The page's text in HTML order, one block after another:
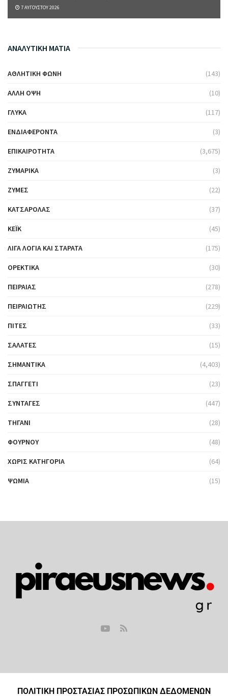
7 ΑΥΓΟΎΣΤΟΥ 2026
ΑΝΑΛΥΤΙΚΗ ΜΑΤΙΑ
ΑΘΛΗΤΙΚΉ ΦΩΝΉ (143)
ΆΛΛΗ ΌΨΗ (10)
ΓΛΥΚΆ (117)
ΕΝΔΙΑΦΈΡΟΝΤΑ (3)
ΕΠΙΚΑΙΡΌΤΗΤΑ (3,675)
ΖΥΜΑΡΙΚΆ (3)
ΖΎΜΕΣ (22)
ΚΑΤΣΑΡΌΛΑΣ (37)
ΚΈΙΚ (45)
ΛΊΓΑ ΛΌΓΙΑ ΚΑΙ ΣΤΑΡΆΤΑ (175)
ΟΡΕΚΤΙΚΆ (30)
ΠΕΙΡΑΙΆΣ (278)
ΠΕΙΡΑΙΏΤΗΣ (229)
ΠΊΤΕΣ (33)
ΣΑΛΆΤΕΣ (15)
ΣΗΜΑΝΤΙΚΆ (4,403)
ΣΠΑΓΓΈΤΙ (23)
ΣΥΝΤΑΓΈΣ (447)
ΤΗΓΆΝΙ (28)
ΦΟΎΡΝΟΥ (48)
ΧΩΡΊΣ ΚΑΤΗΓΟΡΊΑ (64)
ΨΩΜΙΆ (15)
ΠΟΛΙΤΙΚΗ ΠΡΟΣΤΑΣΙΑΣ ΠΡΟΣΩΠΙΚΩΝ ΔΕΔΟΜΕΝΩΝ